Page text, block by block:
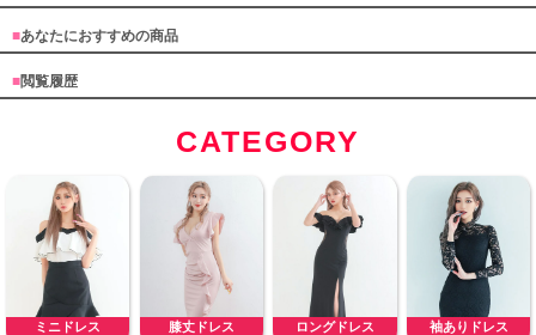
■あなたにおすすめの商品
■閲覧履歴
CATEGORY
ミニドレス 膝丈ドレス ロングドレス 袖ありドレス